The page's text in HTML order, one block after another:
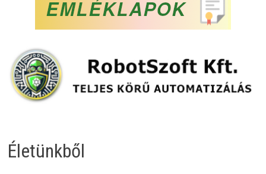
Életünkből